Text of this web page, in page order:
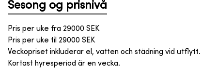
Sesong og prisnivå
Pris per uke fra 29000 SEK
Pris per uke til 29000 SEK
Veckopriset inkluderar el, vatten och städning vid utflytt.
Kortast hyresperiod är en vecka.